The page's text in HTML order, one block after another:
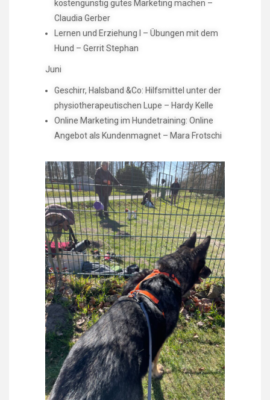
kostengünstig gutes Marketing machen –
Claudia Gerber
Lernen und Erziehung I – Übungen mit dem
Hund – Gerrit Stephan
Juni
Geschirr, Halsband &Co: Hilfsmittel unter der
physiotherapeutischen Lupe – Hardy Kelle
Online Marketing im Hundetraining: Online
Angebot als Kundenmagnet – Mara Frotschi